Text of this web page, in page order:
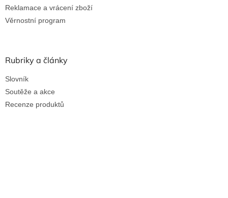
Reklamace a vrácení zboží
Věrnostní program
Rubriky a články
Slovník
Soutěže a akce
Recenze produktů